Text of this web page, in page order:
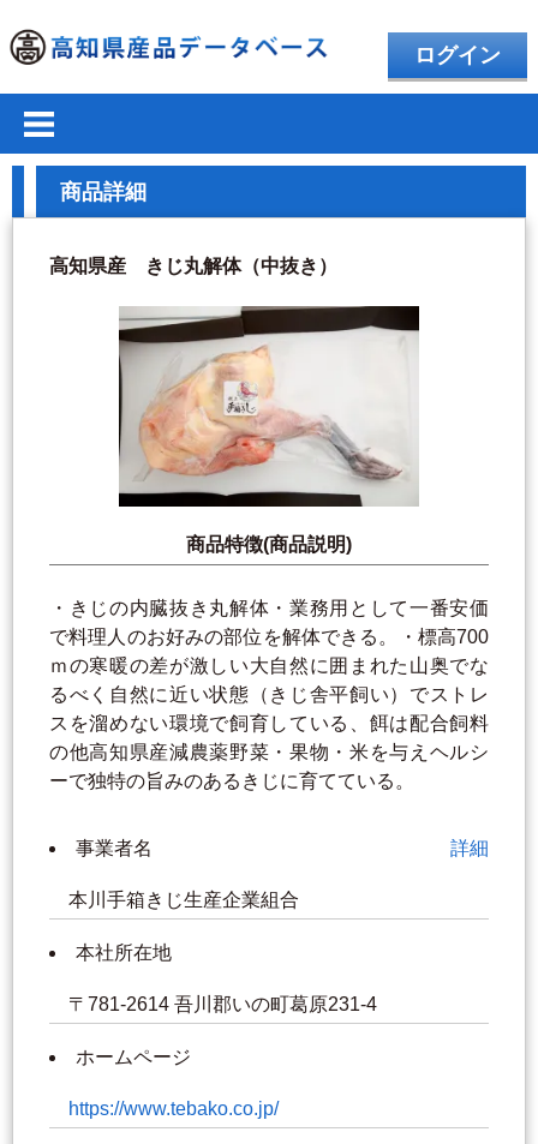
ログイン
商品詳細
高知県産 きじ丸解体（中抜き）
商品特徴(商品説明)
・きじの内臓抜き丸解体・業務用として一番安価
で料理人のお好みの部位を解体できる。・標高700
ｍの寒暖の差が激しい大自然に囲まれた山奥でな
るべく自然に近い状態（きじ舎平飼い）でストレ
スを溜めない環境で飼育している、餌は配合飼料
の他高知県産減農薬野菜・果物・米を与えヘルシ
ーで独特の旨みのあるきじに育てている。
事業者名 詳細
本川手箱きじ生産企業組合
本社所在地
〒781-2614 吾川郡いの町葛原231-4
ホームページ
https://www.tebako.co.jp/